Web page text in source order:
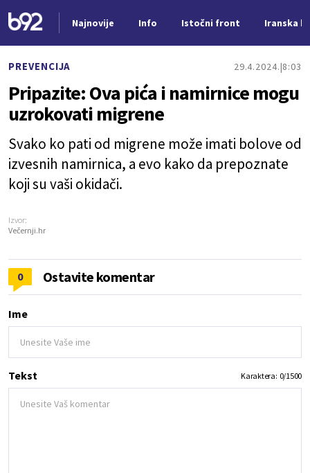
Najnovije Info Istočni front Iranska
PREVENCIJA 29.4.2024. 8:03
Pripazite: Ova pića i namirnice mogu
uzrokovati migrene
Svako ko pati od migrene može imati bolove od
izvesnih namirnica, a evo kako da prepoznate
koji su vaši okidači.
Izvor:
Večernji.hr
0 Ostavite komentar
Ime
Tekst Karaktera: 0/1500